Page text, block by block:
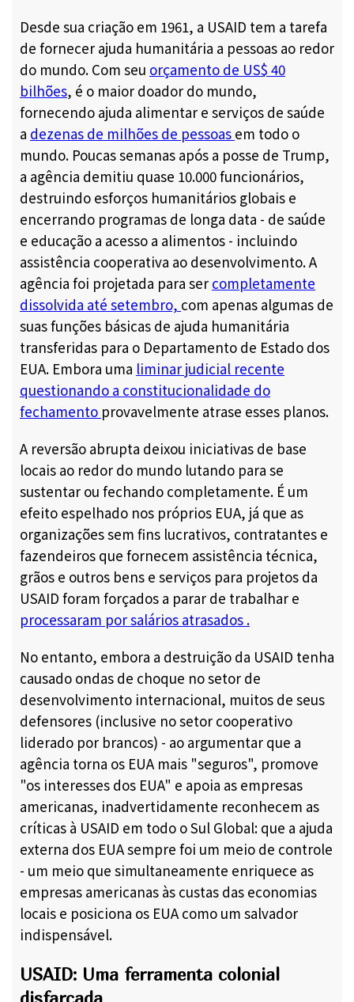
Desde sua criação em 1961, a USAID tem a tarefa
de fornecer ajuda humanitária a pessoas ao redor
do mundo. Com seu orçamento de US$ 40
bilhões, é o maior doador do mundo,
fornecendo ajuda alimentar e serviços de saúde
a dezenas de milhões de pessoas em todo o
mundo. Poucas semanas após a posse de Trump,
a agência demitiu quase 10.000 funcionários,
destruindo esforços humanitários globais e
encerrando programas de longa data - de saúde
e educação a acesso a alimentos - incluindo
assistência cooperativa ao desenvolvimento. A
agência foi projetada para ser completamente
dissolvida até setembro, com apenas algumas de
suas funções básicas de ajuda humanitária
transferidas para o Departamento de Estado dos
EUA. Embora uma liminar judicial recente
questionando a constitucionalidade do
fechamento provavelmente atrase esses planos.
A reversão abrupta deixou iniciativas de base
locais ao redor do mundo lutando para se
sustentar ou fechando completamente. É um
efeito espelhado nos próprios EUA, já que as
organizações sem fins lucrativos, contratantes e
fazendeiros que fornecem assistência técnica,
grãos e outros bens e serviços para projetos da
USAID foram forçados a parar de trabalhar e
processaram por salários atrasados .
No entanto, embora a destruição da USAID tenha
causado ondas de choque no setor de
desenvolvimento internacional, muitos de seus
defensores (inclusive no setor cooperativo
liderado por brancos) - ao argumentar que a
agência torna os EUA mais "seguros", promove
"os interesses dos EUA" e apoia as empresas
americanas, inadvertidamente reconhecem as
críticas à USAID em todo o Sul Global: que a ajuda
externa dos EUA sempre foi um meio de controle
- um meio que simultaneamente enriquece as
empresas americanas às custas das economias
locais e posiciona os EUA como um salvador
indispensável.
USAID: Uma ferramenta colonial
disfarçada